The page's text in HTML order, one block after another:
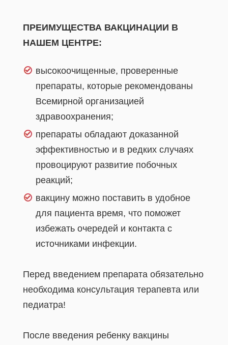
ПРЕИМУЩЕСТВА ВАКЦИНАЦИИ В
НАШЕМ ЦЕНТРЕ:
высокоочищенные, проверенные
препараты, которые рекомендованы
Всемирной организацией
здравоохранения;
препараты обладают доказанной
эффективностью и в редких случаях
провоцируют развитие побочных
реакций;
вакцину можно поставить в удобное
для пациента время, что поможет
избежать очередей и контакта с
источниками инфекции.
Перед введением препарата обязательно
необходима консультация терапевта или
педиатра!
После введения ребенку вакцины